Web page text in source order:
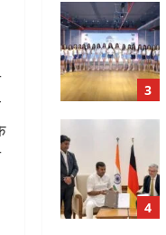
3
4